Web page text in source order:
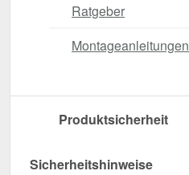
Ratgeber
Montageanleitungen
Produktsicherheit
Sicherheitshinweise